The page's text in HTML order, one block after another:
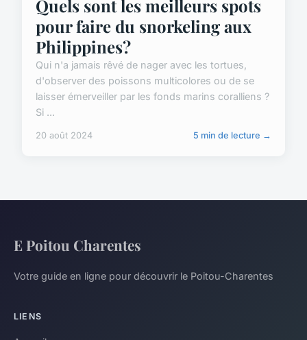
Quels sont les meilleurs spots
pour faire du snorkeling aux
Philippines?
Qui n'a jamais rêvé de nager avec les tortues,
d'observer des poissons multicolores ou de se
laisser émerveiller par les fonds marins coralliens ?
Si ...
20 août 2024 5 min de lecture →
E Poitou Charentes
Votre guide en ligne pour découvrir le Poitou-Charentes
LIENS